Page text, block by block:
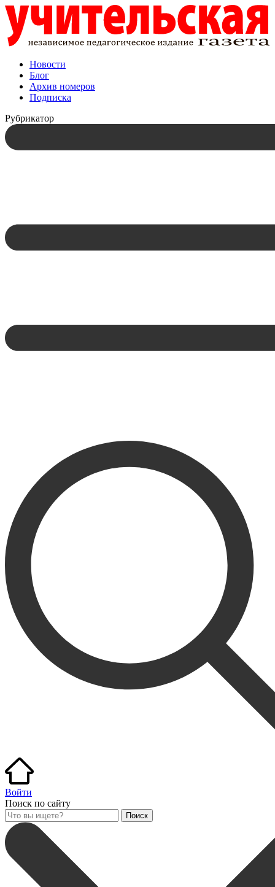
Новости
Блог
Архив номеров
Подписка
Рубрикатор
Войти
Поиск по сайту